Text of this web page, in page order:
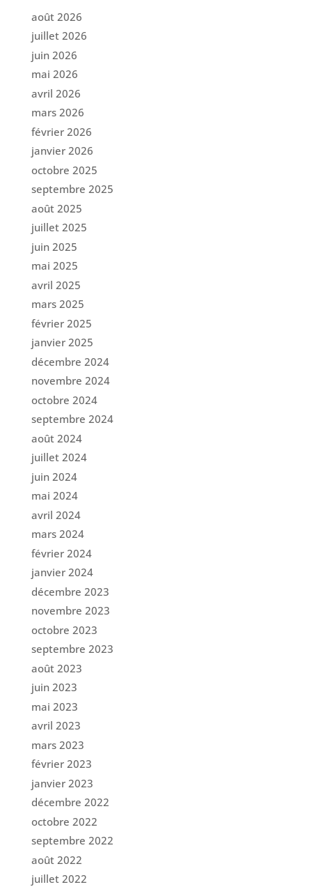
août 2026
juillet 2026
juin 2026
mai 2026
avril 2026
mars 2026
février 2026
janvier 2026
octobre 2025
septembre 2025
août 2025
juillet 2025
juin 2025
mai 2025
avril 2025
mars 2025
février 2025
janvier 2025
décembre 2024
novembre 2024
octobre 2024
septembre 2024
août 2024
juillet 2024
juin 2024
mai 2024
avril 2024
mars 2024
février 2024
janvier 2024
décembre 2023
novembre 2023
octobre 2023
septembre 2023
août 2023
juin 2023
mai 2023
avril 2023
mars 2023
février 2023
janvier 2023
décembre 2022
octobre 2022
septembre 2022
août 2022
juillet 2022